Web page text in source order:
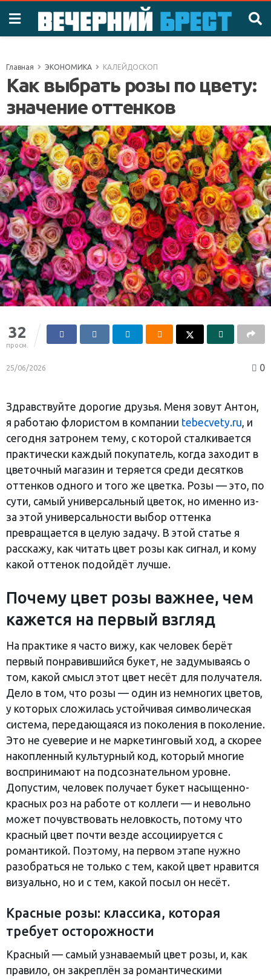
Главная ЭКОНОМИКА КАЛЕЙДОСКОП
Как выбрать розы по цвету:
значение оттенков
32
просм.
25/06/2026 0
Здравствуйте дорогие друзья. Меня зовут Антон,
я работаю флористом в компании tebecvety.ru, и
сегодня затронем тему, с которой сталкивается
практически каждый покупатель, когда заходит в
цветочный магазин и теряется среди десятков
оттенков одного и того же цветка. Розы — это, по
сути, самый универсальный цветок, но именно из-
за этой универсальности выбор оттенка
превращается в целую задачу. В этой статье я
расскажу, как читать цвет розы как сигнал, и кому
какой оттенок подойдёт лучше.
Почему цвет розы важнее, чем
кажется на первый взгляд
На практике я часто вижу, как человек берёт
первый понравившийся букет, не задумываясь о
том, какой смысл этот цвет несёт для получателя.
Дело в том, что розы — один из немногих цветов,
у которых сложилась устойчивая символическая
система, передающаяся из поколения в поколение.
Это не суеверие и не маркетинговый ход, а скорее
накопленный культурный код, который многие
воспринимают на подсознательном уровне.
Допустим, человек получает букет насыщенно-
красных роз на работе от коллеги — и невольно
может почувствовать неловкость, потому что
красный цвет почти везде ассоциируется с
романтикой. Поэтому, на первом этапе нужно
разобраться не только с тем, какой цвет нравится
визуально, но и с тем, какой посыл он несёт.
Красные розы: классика, которая
требует осторожности
Красный — самый узнаваемый цвет розы, и, как
правило, он закреплён за романтическими